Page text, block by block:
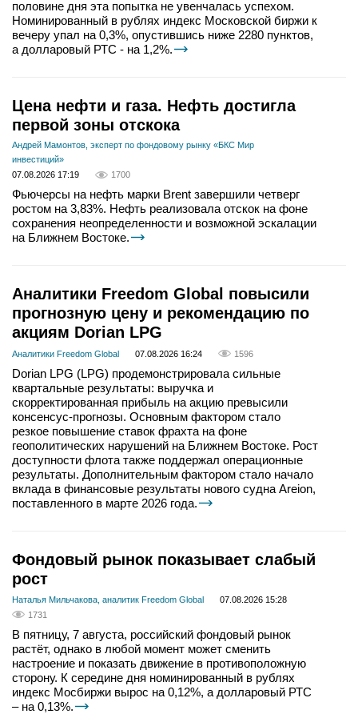
половине дня эта попытка не увенчалась успехом.
Номинированный в рублях индекс Московской биржи к
вечеру упал на 0,3%, опустившись ниже 2280 пунктов,
а долларовый РТС - на 1,2%.
Цена нефти и газа. Нефть достигла
первой зоны отскока
Андрей Мамонтов, эксперт по фондовому рынку «БКС Мир
инвестиций»
07.08.2026 17:19
1700
Фьючерсы на нефть марки Brent завершили четверг
ростом на 3,83%. Нефть реализовала отскок на фоне
сохранения неопределенности и возможной эскалации
на Ближнем Востоке.
Аналитики Freedom Global повысили
прогнозную цену и рекомендацию по
акциям Dorian LPG
Аналитики Freedom Global 07.08.2026 16:24 1596
Dorian LPG (LPG) продемонстрировала сильные
квартальные результаты: выручка и
скорректированная прибыль на акцию превысили
консенсус-прогнозы. Основным фактором стало
резкое повышение ставок фрахта на фоне
геополитических нарушений на Ближнем Востоке. Рост
доступности флота также поддержал операционные
результаты. Дополнительным фактором стало начало
вклада в финансовые результаты нового судна Areion,
поставленного в марте 2026 года.
Фондовый рынок показывает слабый
рост
Наталья Мильчакова, аналитик Freedom Global
07.08.2026 15:28
1731
В пятницу, 7 августа, российский фондовый рынок
растёт, однако в любой момент может сменить
настроение и показать движение в противоположную
сторону. К середине дня номинированный в рублях
индекс Мосбиржи вырос на 0,12%, а долларовый РТС
– на 0,13%.